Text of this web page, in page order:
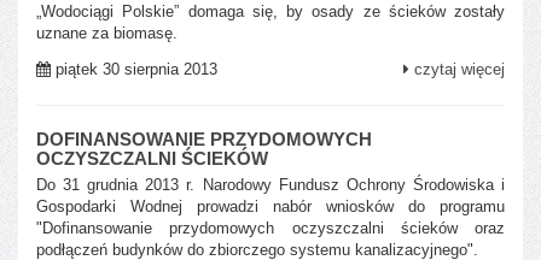
„Wodociągi Polskie” domaga się, by osady ze ścieków zostały
uznane za biomasę.
piątek 30 sierpnia 2013
czytaj więcej
DOFINANSOWANIE PRZYDOMOWYCH
OCZYSZCZALNI ŚCIEKÓW
Do 31 grudnia 2013 r. Narodowy Fundusz Ochrony Środowiska i
Gospodarki Wodnej prowadzi nabór wniosków do programu
"Dofinansowanie przydomowych oczyszczalni ścieków oraz
podłączeń budynków do zbiorczego systemu kanalizacyjnego".